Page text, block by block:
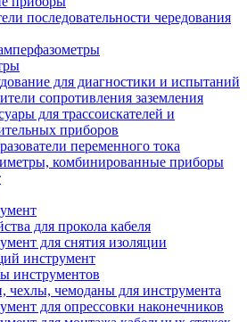
последовательности чередования
для диагностики и испытаний
сопротивления заземления
для трассоискателей и
приборов
переменного тока
комбинированные приборы
для прокола кабеля
для снятия изоляции
инструмент
инструментов
чехлы, чемоданы для инструмента
для опрессовки наконечников